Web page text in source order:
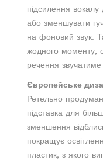
підсилення вокалу
або зменшувати
на фоновий звук.
жодного моменту,
речення звучатиме
Європейське
Ретельно
підставка для
зменшення
покращує
пластик, з якого